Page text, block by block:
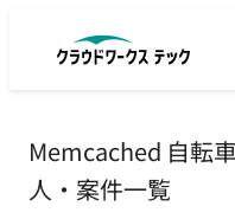
Memcached 自転
人・案件一覧